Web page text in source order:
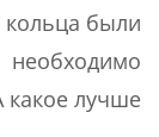
кольца были
какое лучше